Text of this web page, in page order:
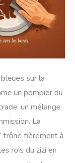
sur la
un pompier du
un mélange
La
trône fièrement à
rois du zizi en